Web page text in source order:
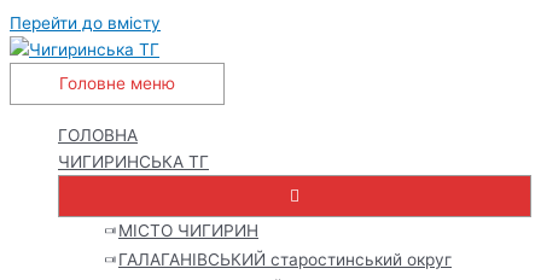
Перейти до вмісту
Головне меню
ГОЛОВНА
ЧИГИРИНСЬКА ТГ
МІСТО ЧИГИРИН
ГАЛАГАНІВСЬКИЙ старостинський округ